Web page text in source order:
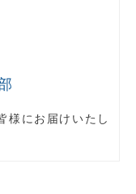
様にお届けいたし